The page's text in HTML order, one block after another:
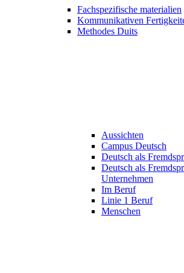
Fachspezifische materialien
Kommunikativen
Methodes Duits
Aussichten
Campus Deutsch
Deutsch als
Deutsch als
Unternehmen
Im Beruf
Linie 1 Beruf
Menschen